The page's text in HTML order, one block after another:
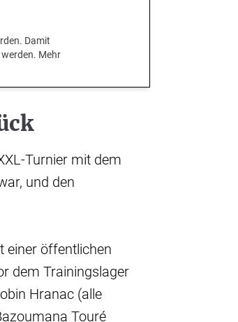
Damit
Mehr
Turnier mit dem
und den
einer öffentlichen
dem Trainingslager
Hranac (alle
Touré